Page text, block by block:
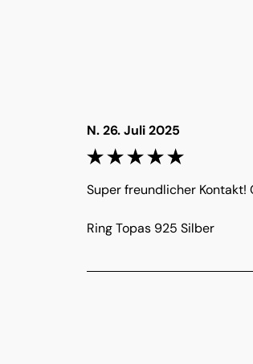
N. 26. Juli 2025
Super freundlicher Kontakt!
Ring Topas 925 Silber